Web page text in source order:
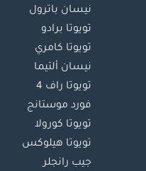
نيسان باترول
تويوتا برادو
تويوتا كامري
نيسان ألتيما
تويوتا راف 4
فورد موستانج
تويوتا كورولا
تويوتا هيلوكس
جيب رانجلر